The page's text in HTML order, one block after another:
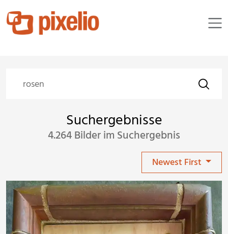
Suchergebnisse
4.264 Bilder im Suchergebnis
Newest First